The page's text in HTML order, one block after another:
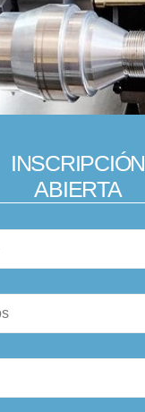
INSCRIPCIÓN
ABIERTA
*
*